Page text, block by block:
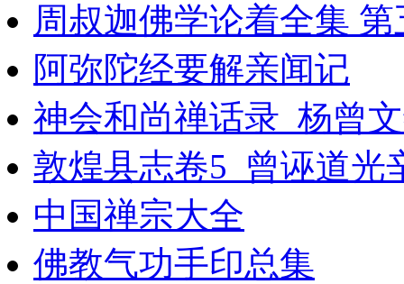
周叔迦佛学论着全集
阿弥陀经要解亲闻记
神会和尚禅话录_杨曾
敦煌县志卷5_曾诬道光
中国禅宗大全
佛教气功手印总集